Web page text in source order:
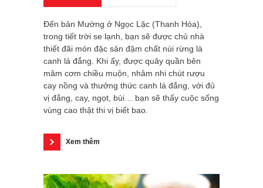
Đến bản Mường ở Ngọc Lặc (Thanh Hóa),
trong tiết trời se lạnh, bạn sẽ được chủ nhà
thiết đãi món đặc sản đậm chất núi rừng là
canh lá đắng. Khi ấy, được quây quần bên
mâm cơm chiều muộn, nhâm nhi chút rượu
cay nồng và thưởng thức canh lá đắng, với đủ
vị đắng, cay, ngọt, bùi… bạn sẽ thấy cuộc sống
vùng cao thật thi vị biết bao.
Xem thêm